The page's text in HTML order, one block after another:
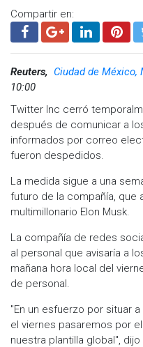
Compartir en:
Reuters, Ciudad de México,
10:00
Twitter Inc cerró
después de comunicar a
informados por correo
fueron despedidos.
La medida sigue a una
futuro de la compañía, que
multimillonario Elon Musk.
La compañía de redes
al personal que avisaría a
mañana hora local del
de personal.
"En un esfuerzo por situar
el viernes pasaremos por
nuestra plantilla global",